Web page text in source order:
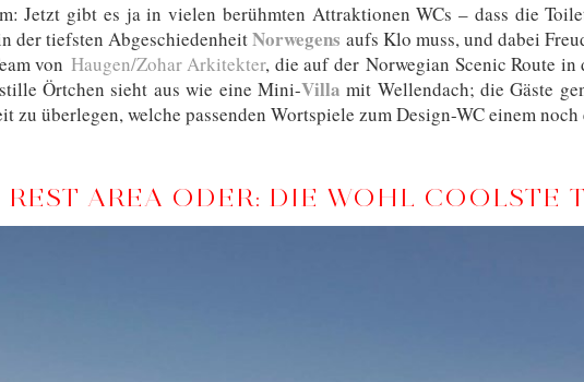
Jetzt gibt es ja in vielen berühmten Attraktionen WCs – dass die
der tiefsten AbgeschiedenheitNorwegens aufs Klo muss, und dabei
von Haugen/Zohar Arkitekter, die auf der Norwegian Scenic Route
Örtchen sieht aus wie eine Mini-Villa mit Wellendach; die Gäste
zu überlegen, welche passenden Wortspiele zum Design-WC einem
REST AREA ODER: DIE WOHL COOLSTE